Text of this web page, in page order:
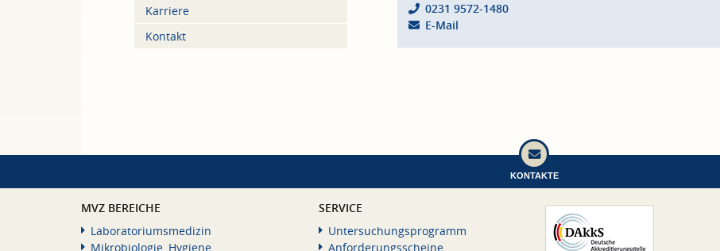
Karriere
Kontakt
0231 9572-1480
E-Mail
KONTAKTE
MVZ BEREICHE
Laboratoriumsmedizin
Mikrobiologie, Hygiene
SERVICE
Untersuchungsprogramm
Anforderungsscheine